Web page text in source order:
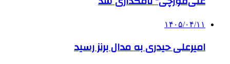
۱۴۰۵/۰۴/۱۱
امیرعلی حیدری به مدال برنز رسید